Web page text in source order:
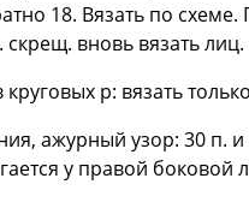
18. Вязать по
скрещ. вновь вязать
р: вязать
ажурный узор: 30 п.
у правой боковой